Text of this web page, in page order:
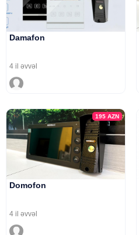
Damafon
4 il əvvəl
195AZN
Domofon
4 il əvvəl